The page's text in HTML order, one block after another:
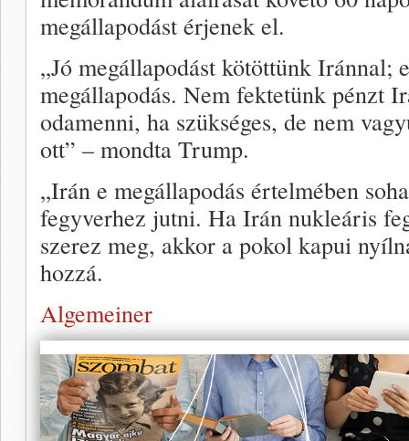
megállapodást érjenek el.
„Jó megállapodást kötöttünk Iránnal;
megállapodás. Nem fektetünk pénzt
odamenni, ha szükséges, de nem
ott” – mondta Trump.
„Irán e megállapodás értelmében
fegyverhez jutni. Ha Irán nukleáris
szerez meg, akkor a pokol kapui
hozzá.
Algemeiner